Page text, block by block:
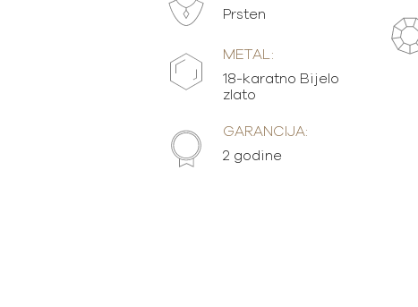
Prsten
METAL:
18-karatno Bijelo
zlato
GARANCIJA:
2 godine